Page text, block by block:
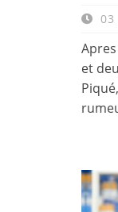
03
et